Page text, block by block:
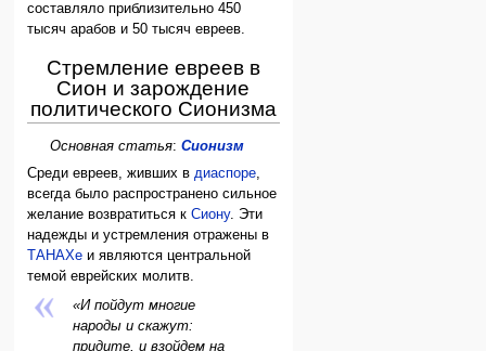
составляло приблизительно 450
тысяч арабов и 50 тысяч евреев.
Стремление евреев в
Сион и зарождение
политического Сионизма
Основная статья: Сионизм‎
Среди евреев, живших вдиаспоре,
всегда было распространено сильное
желание возвратиться кСиону. Эти
надежды и устремления отражены в
ТАНАХе и являются центральной
темой еврейских молитв.
«И пойдут многие
народы и скажут:
придите, и взойдем на